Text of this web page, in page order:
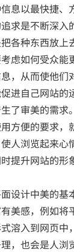
以最快捷、
求是不断深入
各种东西放上
虑如何受众能
，从而使他们
进自己网站的
了审美的需求
方便的要求，
人浏览起来心
提升网站的形
计中美的基
美感，例如将
溶入到网页中
，也会是人浏